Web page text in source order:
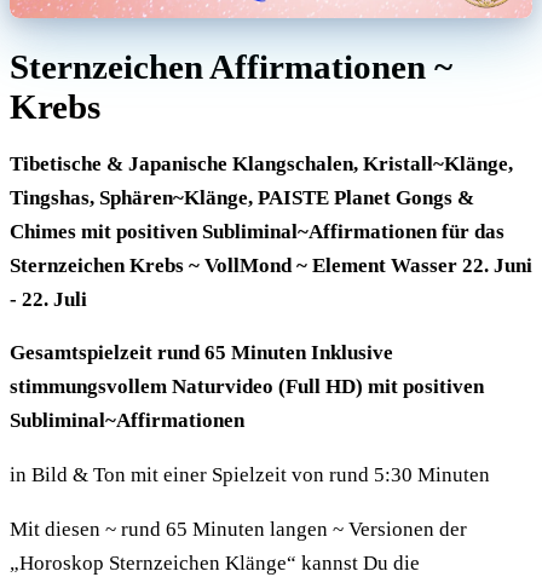
Sternzeichen Affirmationen ~
Krebs
Tibetische & Japanische Klangschalen, Kristall~Klänge,
Tingshas, Sphären~Klänge, PAISTE Planet Gongs &
Chimes mit positiven Subliminal~Affirmationen für das
Sternzeichen Krebs ~ VollMond ~ Element Wasser 22. Juni
- 22. Juli
Gesamtspielzeit rund 65 Minuten Inklusive
stimmungsvollem Naturvideo (Full HD) mit positiven
Subliminal~Affirmationen
in Bild & Ton mit einer Spielzeit von rund 5:30 Minuten
Mit diesen ~ rund 65 Minuten langen ~ Versionen der
„Horoskop Sternzeichen Klänge“ kannst Du die